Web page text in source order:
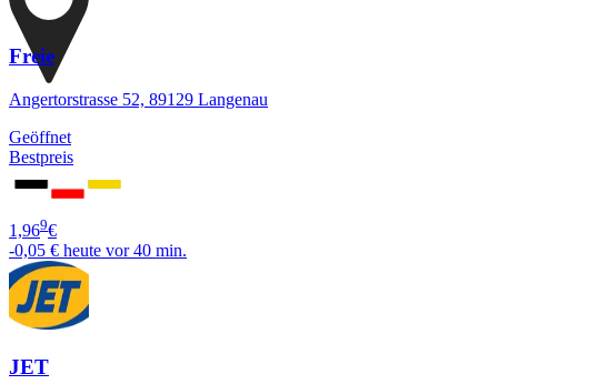
Freie
Angertorstrasse 52, 89129 Langenau
Geöffnet
Bestpreis
1,969€
-0,05 € heute vor 40 min.
JET